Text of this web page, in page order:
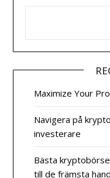
Maximize Your
Navigera på
investerare
Bästa
till de främsta